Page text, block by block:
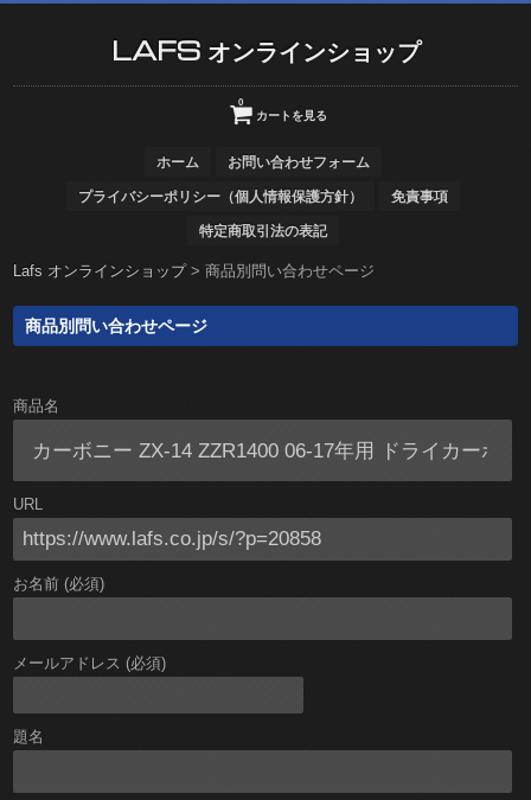
LAFS オンラインショップ
カートを見る
0
ホーム お問い合わせフォーム
プライバシーポリシー（個人情報保護方針） 免責事項
特定商取引法の表記
Lafs オンラインショップ>商品別問い合わせページ
商品別問い合わせページ
商品名
URL
お名前 (必須)
メールアドレス (必須)
題名